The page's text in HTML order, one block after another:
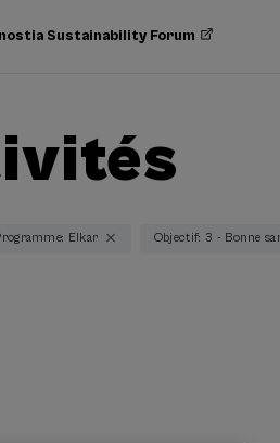
Sustainability Forum
Elkar Objectif: 3 - Bonne